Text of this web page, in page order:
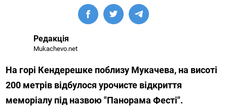
Редакція
Mukachevo.net
На горі Кендерешке поблизу Мукачева, на висоті
200 метрів відбулося урочисте відкриття
меморіалу під назвою "Панорама Фесті".